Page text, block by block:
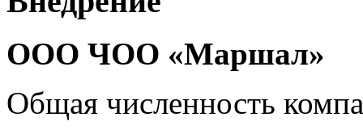
ООО ЧОО «Маршал»
Общая численность